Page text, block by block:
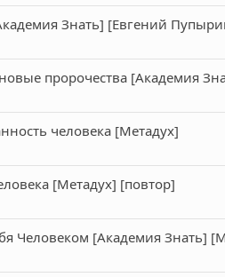
Знать] [Евгений
пророчества [Академия
человека [Метадух]
[Метадух] [повтор]
Человеком [Академия Знать]